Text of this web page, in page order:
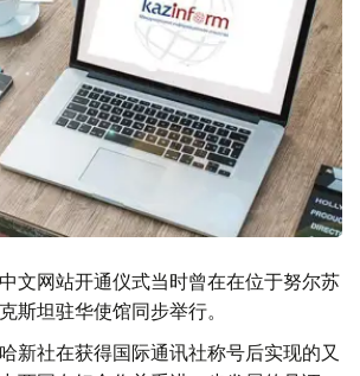
文网站开通仪式当时曾在在位于努尔苏
斯坦驻华使馆同步举行。
新社在获得国际通讯社称号后实现的又